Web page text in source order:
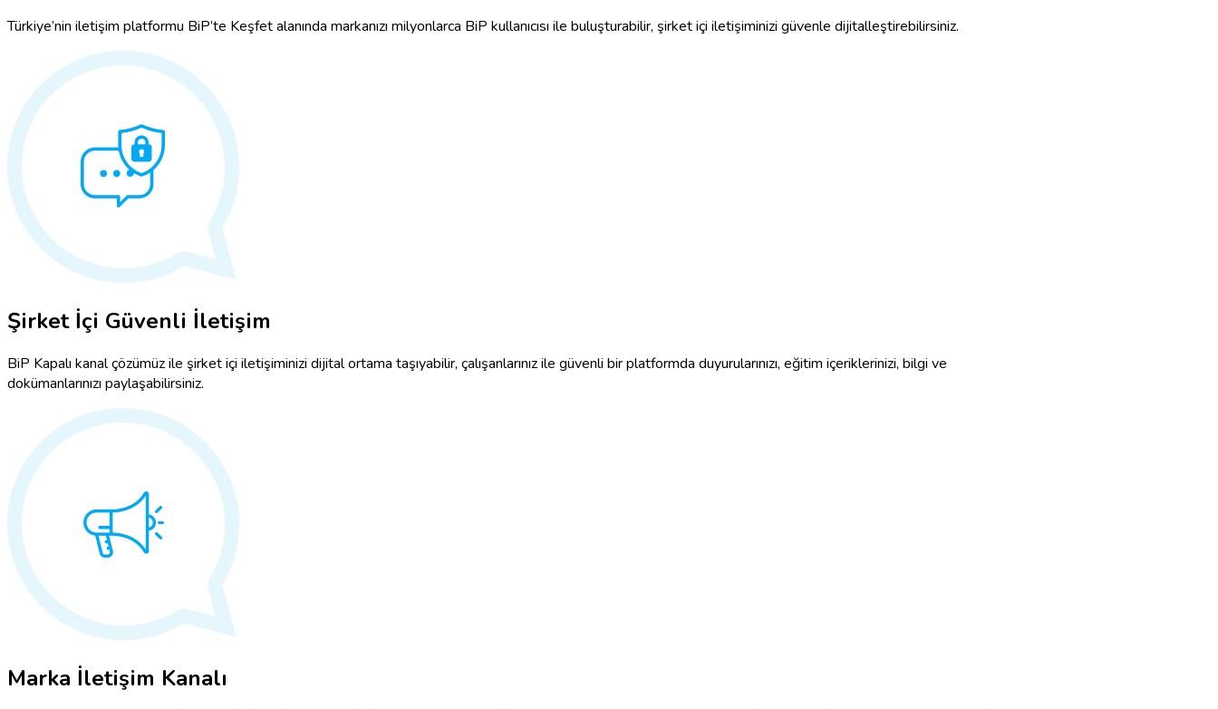
Türkiye’nin iletişim platformu BiP’te Keşfet alanında markanızı milyonlarca BiP kullanıcısı ile buluşturabilir, şirket içi iletişiminizi güvenle dijitalleştirebilirsiniz.
Şirket İçi Güvenli İletişim
BiP Kapalı kanal çözümüz ile şirket içi iletişiminizi dijital ortama taşıyabilir, çalışanlarınız ile güvenli bir platformda duyurularınızı, eğitim içeriklerinizi, bilgi ve
dokümanlarınızı paylaşabilirsiniz.
Marka İletişim Kanalı